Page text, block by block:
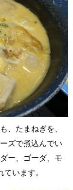
、たまねぎを、
ズで煮込んでい
ー、ゴーダ、モ
います。